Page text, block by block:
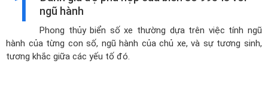
ngũ hành
Phong thủy biển số xe thường dựa trên việc tính ngũ
hành của từng con số, ngũ hành của chủ xe, và sự tương sinh,
tương khắc giữa các yếu tố đó.